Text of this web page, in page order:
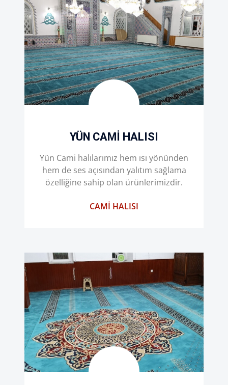
YÜN CAMI HALISI
Yün Cami halılarımız hem ısı yönünden
hem de ses açısından yalıtım sağlama
özelliğine sahip olan ürünlerimizdir.
CAMI HALISI